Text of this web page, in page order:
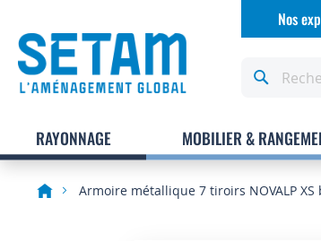
AllezNos
RAYONNAGE MOBILIER &
Armoire métallique 7 tiroirs NOVALP XS